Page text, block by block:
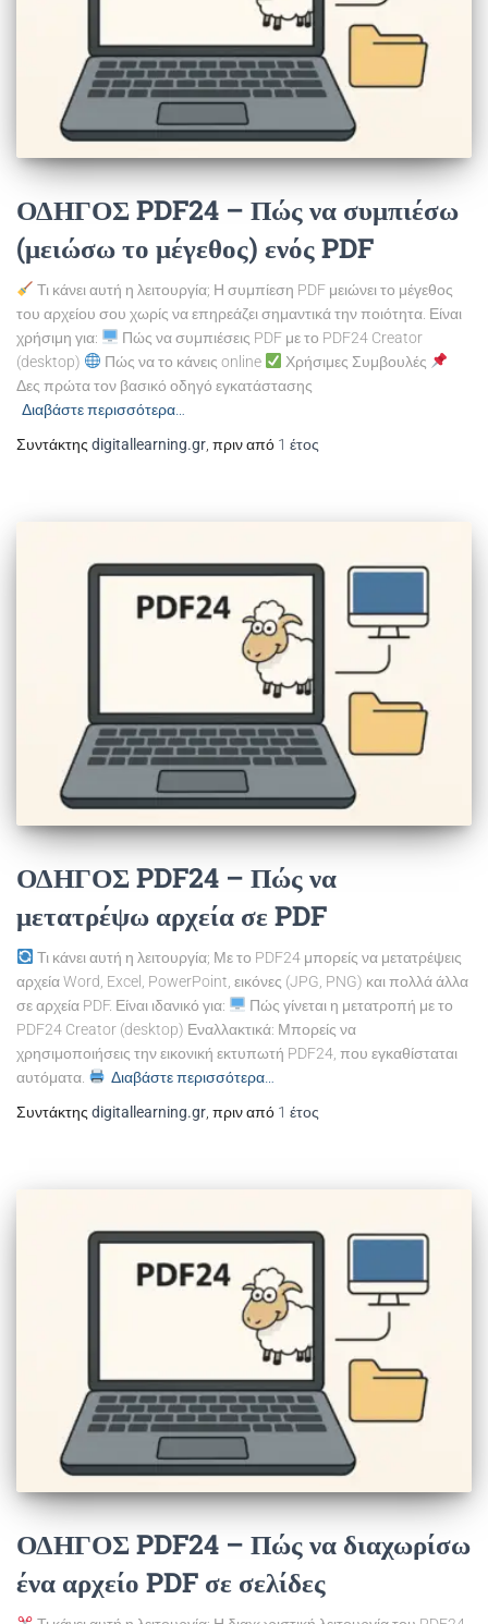
ΟΔΗΓΟΣ PDF24 – Πώς να συμπιέσω
(μειώσω το μέγεθος) ενός PDF
Τι κάνει αυτή η λειτουργία; Η συμπίεση PDF μειώνει το μέγεθος
του αρχείου σου χωρίς να επηρεάζει σημαντικά την ποιότητα. Είναι
χρήσιμη για:
Πώς να συμπιέσεις PDF με το PDF24 Creator
(desktop)
Πώς να το κάνεις online
Χρήσιμες Συμβουλές
Δες πρώτα τον βασικό οδηγό εγκατάστασης
Διαβάστε περισσότερα…
Συντάκτης digitallearning.gr , πριν από 1 έτος
ΟΔΗΓΟΣ PDF24 – Πώς να
μετατρέψω αρχεία σε PDF
Τι κάνει αυτή η λειτουργία; Με το PDF24 μπορείς να μετατρέψεις
αρχεία Word, Excel, PowerPoint, εικόνες (JPG, PNG) και πολλά άλλα
σε αρχεία PDF. Είναι ιδανικό για:
Πώς γίνεται η μετατροπή με το
PDF24 Creator (desktop) Εναλλακτικά: Μπορείς να
χρησιμοποιήσεις την εικονική εκτυπωτή PDF24, που εγκαθίσταται
αυτόματα.
Διαβάστε περισσότερα…
Συντάκτης digitallearning.gr , πριν από 1 έτος
ΟΔΗΓΟΣ PDF24 – Πώς να διαχωρίσω
ένα αρχείο PDF σε σελίδες